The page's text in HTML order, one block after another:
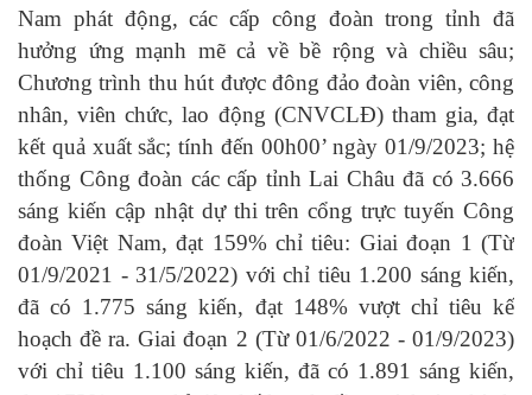
Nam phát động, các cấp công đoàn trong tỉnh đã
hưởng ứng mạnh mẽ cả về bề rộng và chiều sâu;
Chương trình thu hút được đông đảo đoàn viên, công
nhân, viên chức, lao động (CNVCLĐ) tham gia, đạt
kết quả xuất sắc; tính đến 00h00’ ngày 01/9/2023; hệ
thống Công đoàn các cấp tỉnh Lai Châu đã có 3.666
sáng kiến cập nhật dự thi trên cổng trực tuyến Công
đoàn Việt Nam, đạt 159% chỉ tiêu: Giai đoạn 1 (Từ
01/9/2021 - 31/5/2022) với chỉ tiêu 1.200 sáng kiến,
đã có 1.775 sáng kiến, đạt 148% vượt chỉ tiêu kế
hoạch đề ra. Giai đoạn 2 (Từ 01/6/2022 - 01/9/2023)
với chỉ tiêu 1.100 sáng kiến, đã có 1.891 sáng kiến,